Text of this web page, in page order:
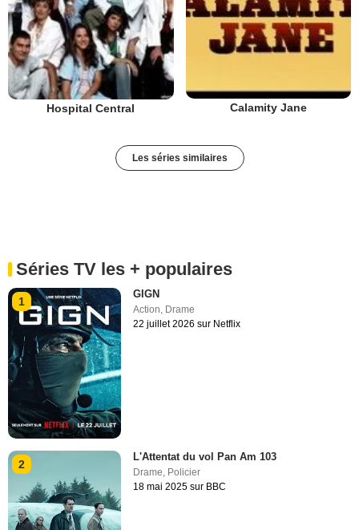
Hospital Central Calamity Jane
Les séries similaires
Séries TV les + populaires
1
GIGN
Action, Drame
22 juillet 2026 sur Netflix
2
L'Attentat du vol Pan Am 103
Drame, Policier
18 mai 2025 sur BBC